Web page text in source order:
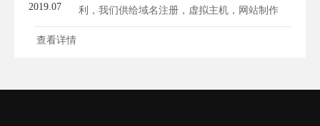
2019.07
利，我们供给域名注册，虚拟主机，网站制作
以...
查看详情